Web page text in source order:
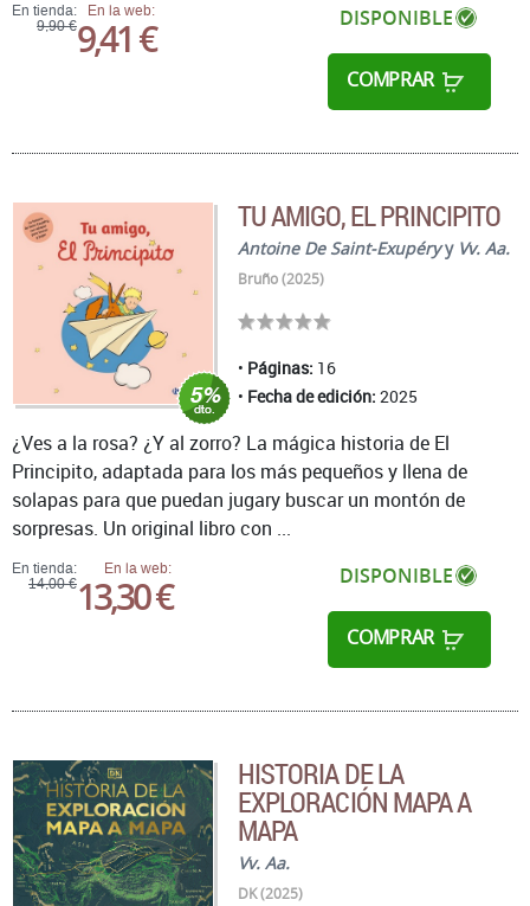
En tienda:
9,90 €
En la web:
9,41 € DISPONIBLE
COMPRAR
TU AMIGO, EL PRINCIPITO
Antoine De Saint-Exupéryy Vv. Aa.
Bruño (2025)
Páginas: 16
Fecha de edición: 2025
En tienda:
14,00 €
En la web:
13,30 € DISPONIBLE
COMPRAR
¿Ves a la rosa? ¿Y al zorro? La mágica historia de El
Principito, adaptada para los más pequeños y llena de
solapas para que puedan jugary buscar un montón de
sorpresas. Un original libro con ...
HISTORIA DE LA
EXPLORACIÓN MAPA A
MAPA
Vv. Aa.
DK (2025)